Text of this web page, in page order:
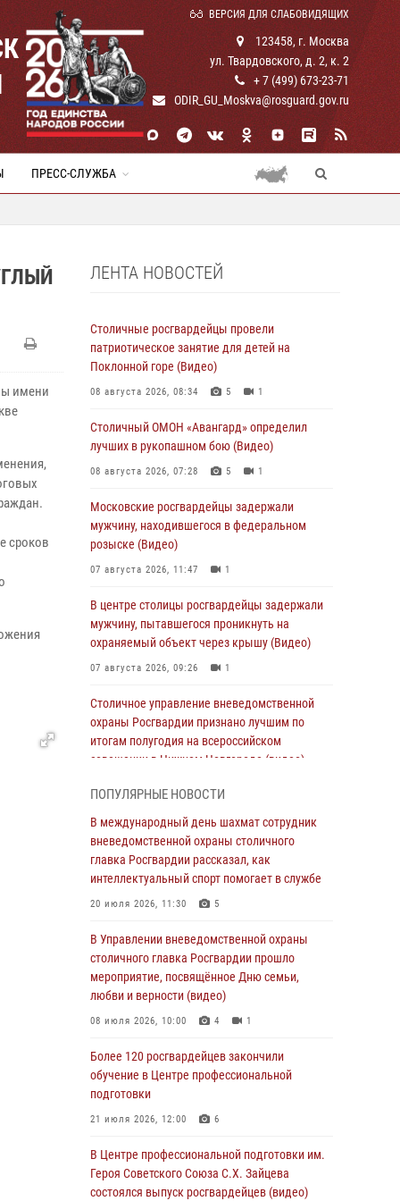
ВЕРСИЯ ДЛЯ СЛАБОВИДЯЩИХ
123458, г. Москва
ул. Твардовского, д. 2, к. 2
+ 7 (499) 673-23-71
ODIR_GU_Moskva@rosguard.gov.ru
ПРЕСС-СЛУЖБА
имени
сроков
ЛЕНТА НОВОСТЕЙ
Столичные росгвардейцы провели
патриотическое занятие для детей на
Поклонной горе (Видео)
08 августа 2026, 08:34 5 1
Столичный ОМОН «Авангард» определил
лучших в рукопашном бою (Видео)
08 августа 2026, 07:28 5 1
Московские росгвардейцы задержали
мужчину, находившегося в федеральном
розыске (Видео)
07 августа 2026, 11:47 1
В центре столицы росгвардейцы задержали
мужчину, пытавшегося проникнуть на
охраняемый объект через крышу (Видео)
07 августа 2026, 09:26 1
Столичное управление вневедомственной
охраны Росгвардии признано лучшим по
итогам полугодия на всероссийском
совещании в Нижнем Новгороде (видео)
Столичные росгвардейцы задержали троих
мужчин, устроивших пьяный дебош в баре
(видео)
06 августа 2026, 11:20 1
безопасность на футбольном матче в Москве
обеспечила Росгвардия (видео)
06 августа 2026, 08:30 1
Столичные росгвардейцы задержали
конторе (Видео)
05 августа 2026, 12:39 1
Московские росгвардейцы обеспечили
Кубка России (Видео)
05 августа 2026, 12:35 1
ПОПУЛЯРНЫЕ НОВОСТИ
В международный день шахмат сотрудник
вневедомственной охраны столичного
главка Росгвардии рассказал, как
интеллектуальный спорт помогает в службе
20 июля 2026, 11:30 5
В Управлении вневедомственной охраны
столичного главка Росгвардии прошло
мероприятие, посвящённое Дню семьи,
любви и верности (видео)
08 июля 2026, 10:00 4 1
Более 120 росгвардейцев закончили
обучение в Центре профессиональной
подготовки
21 июля 2026, 12:00 6
В Центре профессиональной подготовки им.
Героя Советского Союза С.Х. Зайцева
состоялся выпуск росгвардейцев (видео)